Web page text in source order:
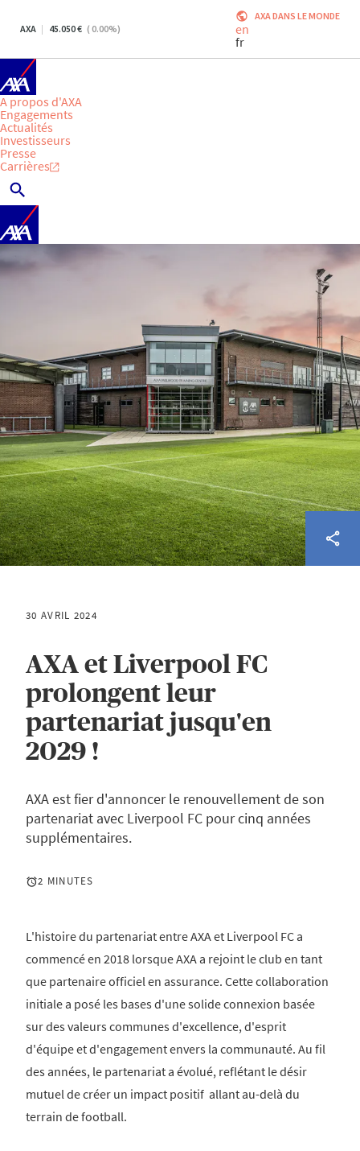
AXA 45.050 ( 0.00%)
AXA DANS LE MONDE
en
fr
A propos d'AXA
Engagements
Actualités
Investisseurs
Presse
Carrières
30 AVRIL 2024
AXA et Liverpool FC
prolongent leur
partenariat jusqu'en
2029 !
AXA est fier d'annoncer le renouvellement de son
partenariat avec Liverpool FC pour cinq années
supplémentaires.
2 MINUTES
L'histoire du partenariat entre AXA et Liverpool FC a
commencé en 2018 lorsque AXA a rejoint le club en tant
que partenaire officiel en assurance. Cette collaboration
initiale a posé les bases d'une solide connexion basée
sur des valeurs communes d'excellence, d'esprit
d'équipe et d'engagement envers la communauté. Au fil
des années, le partenariat a évolué, reflétant le désir
mutuel de créer un impact positif allant au-delà du
terrain de football.